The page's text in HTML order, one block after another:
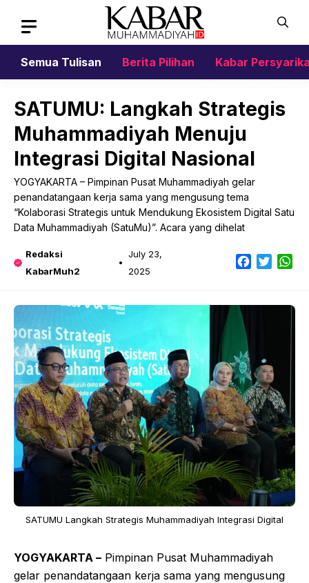
content
Semua Tulisan
Berita Pilihan Kabar
SATUMU: Langkah Strategis
Muhammadiyah Menuju
Integrasi Digital Nasional
YOGYAKARTA – Pimpinan Pusat Muhammadiyah gelar
penandatangaan kerja sama yang mengusung tema
“Kolaborasi Strategis untuk Mendukung Ekosistem Digital Satu
Data Muhammadiyah (SatuMu)”. Acara yang dihelat
Redaksi
KabarMuh2
July 23,
2025
Facebook
Twitter
SATUMU Langkah Strategis Muhammadiyah Integrasi Digital
YOGYAKARTA – Pimpinan Pusat Muhammadiyah
gelar penandatangaan kerja sama yang mengusung